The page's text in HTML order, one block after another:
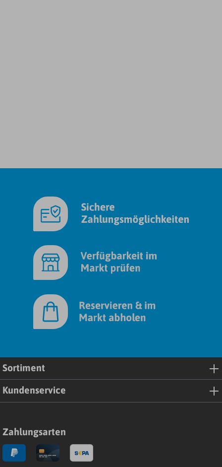
Sortiment
Kundenservice
Zahlungsarten